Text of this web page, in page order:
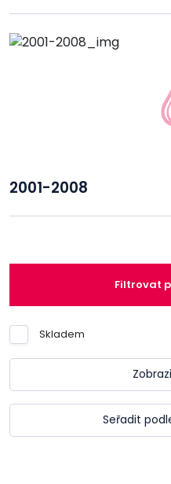
2001-2008
Filtrovat
Seřadit
Skladem